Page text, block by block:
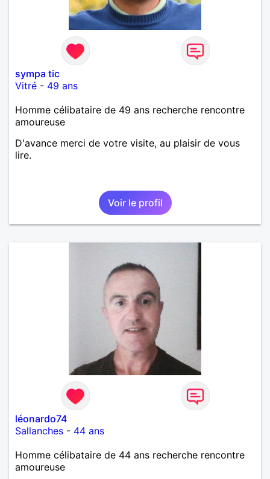
sympa tic
Vitré - 49 ans
Homme célibataire de 49 ans recherche rencontre
amoureuse
D'avance merci de votre visite, au plaisir de vous
lire.
Voir le profil
léonardo74
Sallanches - 44 ans
Homme célibataire de 44 ans recherche rencontre
amoureuse